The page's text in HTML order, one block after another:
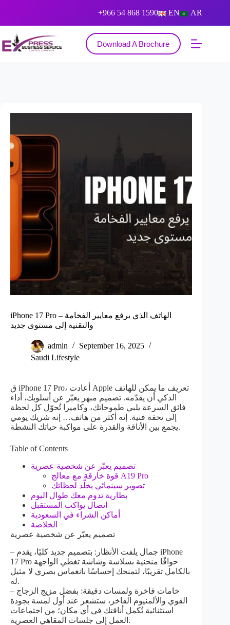
+966 54 868 1590 AR
EN
Download A Brochure
iPhone 17 Pro – الهاتف الذي يرفع معايير الفخامة
والتقنية إلى مستوى جديد
admin
September 16, 2025
Saudi Lifestyle
ق iPhone 17 Pro، أعادت Apple تعريف ما يمكن للهاتف
الذكي أن يقدّمه. تصميم مبهر يعبّر عن أسلوبك، أداء
فائق السرعة يلبي طموحاتك، وكاميرا تُحوّل كل لحظة
إلى تحفة فنية. إنه أكثر من هاتف… إنه شريك يومي
يجمع بين الأناقة والقدرة على مواكبة حياتك النشطة.
Table of Contents
تصميم يعبّر عن شخصية عصرية
قوة خارقة مع معالج A19 Pro
تصوير سينمائي يخلّد لحظاتك
بطارية تدوم معك طوال اليوم
اتصال يواكب المستقبل
أماكن الشراء في السعودية
الخلاصة
تصميم يعبّر عن شخصية عصرية
– جمال يلفت الأنظار: بتصميم جديد كليًا، يقدم iPhone
17 Pro حوافًا منحنية بسلاسة وشاشة تغطي الواجهة
بالكامل تقريبًا، لتمنحك إحساسًا بانغماس بصري لا مثيل
له.
– خامات فاخرة ولمسات دقيقة: بفضل مزيج الزجاج
القوي والألمنيوم الفاخر، ستشعر عند أول لمسة بجودة
استثنائية تُكمل أناقتك في أي مكان؛ من اجتماعات
العمل إلى جلسات المقاهي العصرية.